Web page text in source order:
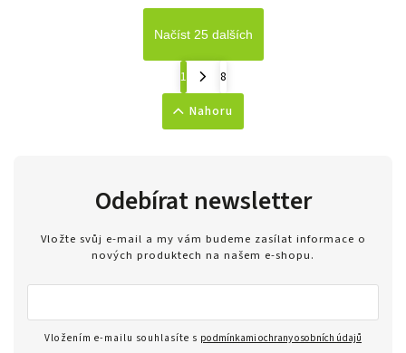
Načíst 25 dalších
1
8
Nahoru
Odebírat newsletter
Vložte svůj e-mail a my vám budeme zasílat informace o
nových produktech na našem e-shopu.
Vložením e-mailu souhlasíte s podmínkami ochrany osobních údajů